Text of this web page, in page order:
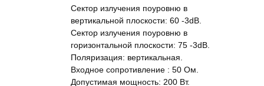
Сектор излучения поуровню в
вертикальной плоскости: 60 -3dB.
Сектор излучения поуровню в
горизонтальной плоскости: 75 -3dB.
Поляризация: вертикальная.
Входное сопротивление : 50 Ом.
Допустимая мощность: 200 Вт.